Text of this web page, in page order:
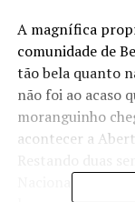
A magnífica
comunidade de
tão bela quanto
não foi ao acaso
moranguinho
acontecer a
Nacional do